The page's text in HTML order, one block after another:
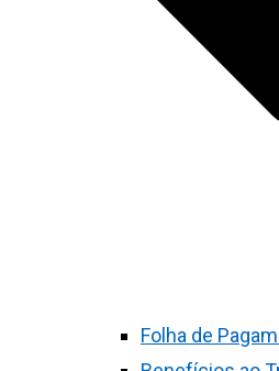
Folha de